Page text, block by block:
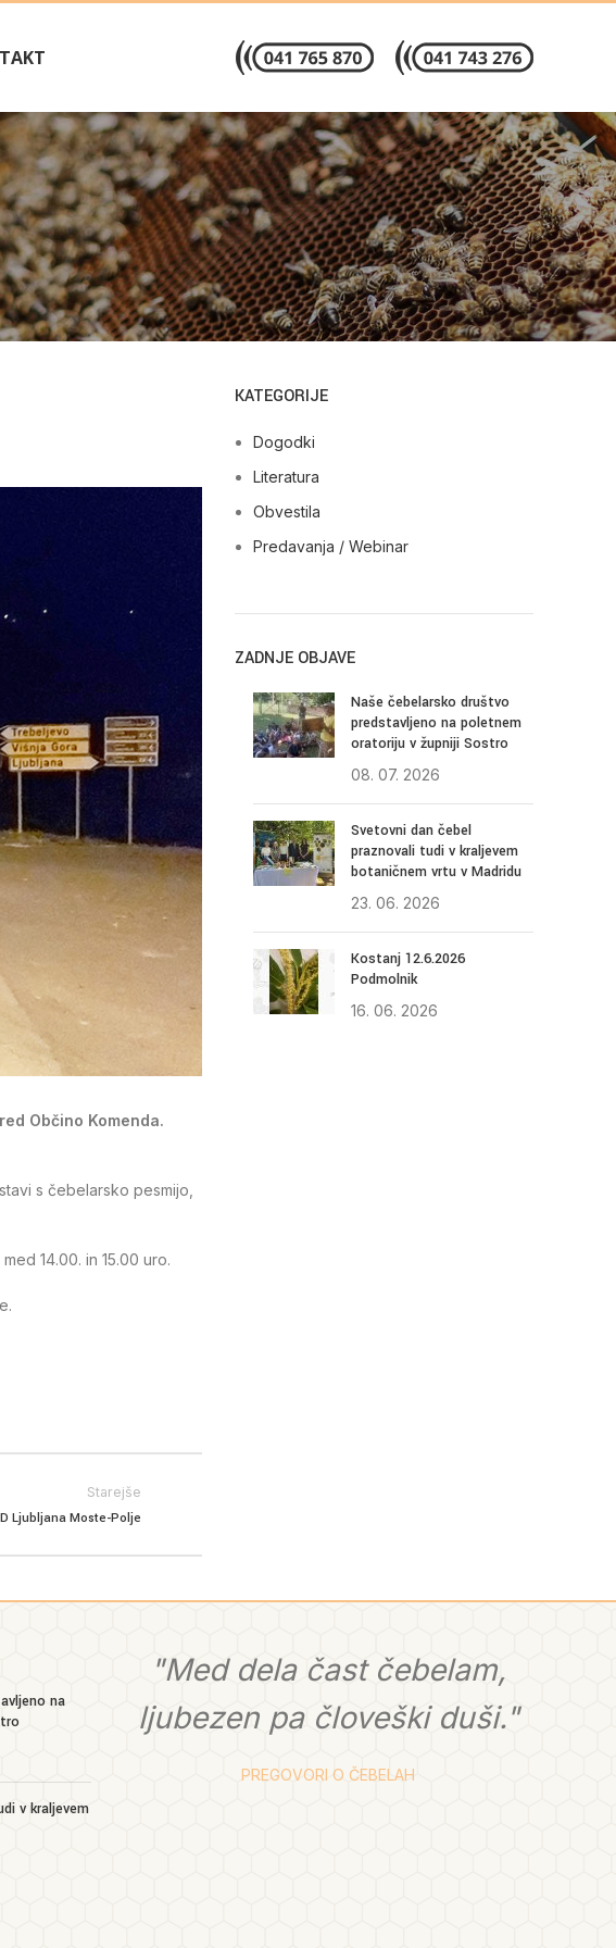
Občino Komenda.
s čebelarsko pesmijo,
14.00. in 15.00 uro.
Starejše
Ljubljana Moste-Polje
KATEGORIJE
Dogodki
Literatura
Obvestila
Predavanja / Webinar
ZADNJE OBJAVE
Naše čebelarsko društvo
predstavljeno na poletnem
oratoriju v župniji Sostro
08. 07. 2026
Svetovni dan čebel
praznovali tudi v kraljevem
botaničnem vrtu v Madridu
23. 06. 2026
Kostanj 12.6.2026
Podmolnik
16. 06. 2026
na
v kraljevem
"Med dela čast čebelam,
ljubezen pa človeški duši."
PREGOVORI O ČEBELAH